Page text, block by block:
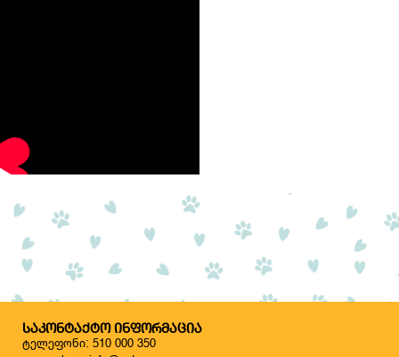
ᲡᲐᲙᲝᲜᲢᲐᲥᲢᲝ ᲘᲜᲤᲝᲠᲛᲐᲪᲘᲐ
ტელეფონი: 510 000 350